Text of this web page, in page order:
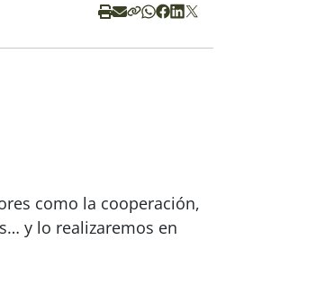
como la cooperación,
y lo realizaremos en